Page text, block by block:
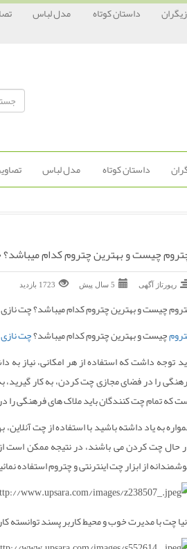
داستان کوتاه مدل لباس
داستان کوتاه مدل لباس
چیست و بهترین چتروم کدام
رپورتاژ آگهی 5 سال پیش 1723 بازديد
چیست و بهترین چتروم کدام میباشد؟ چت نازی
چیست و بهترین چتروم کدام میباشد؟چت نازی
توجه داشت که استفاده از هر امکانی، نیاز
را در فضای مجازی چت کردن، به کار گیرید، به
که تمام چت کنندگان باید ملاک های فرهنگی را
به یاد داشته باشید با استفاده از چت
حال چت کردن می باشند، در نتیجه ممکن است از
از ابزار چت اینترنتی و چتروم استفاده
چت با مدیرت خوب و محیط کاربر پسند